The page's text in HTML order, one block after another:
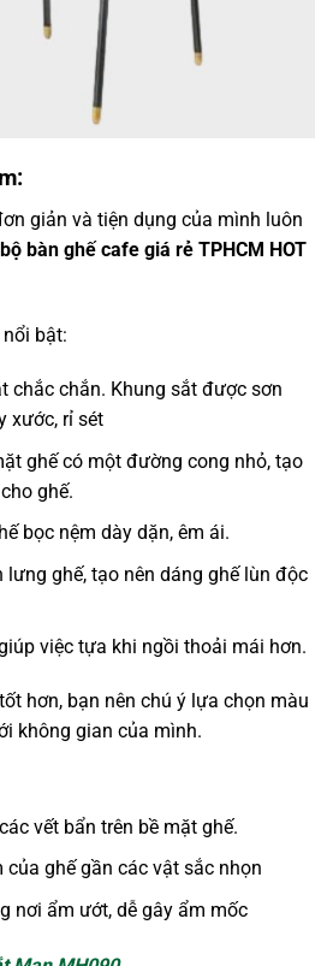
giản và tiện dụng của mình luôn
bàn ghế cafe giá rẻ TPHCM HOT
bật:
chắc chắn. Khung sắt được sơn
xước, rỉ sét
ghế có một đường cong nhỏ, tạo
ghế.
bọc nệm dày dặn, êm ái.
lưng ghế, tạo nên dáng ghế lùn độc
việc tựa khi ngồi thoải mái hơn.
hơn, bạn nên chú ý lựa chọn màu
không gian của mình.
vết bẩn trên bề mặt ghế.
của ghế gần các vật sắc nhọn
nơi ẩm ướt, dễ gây ẩm mốc